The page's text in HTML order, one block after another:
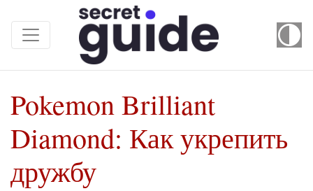
Pokemon Brilliant
Diamond: Как укрепить
дружбу